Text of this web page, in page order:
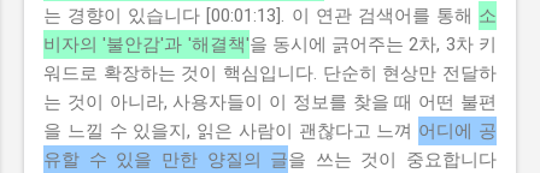
는 경향이 있습니다 [00:01:13]. 이 연관 검색어를 통해 소
비자의 '불안감'과 '해결책'을 동시에 긁어주는 2차, 3차 키
워드로 확장하는 것이 핵심입니다. 단순히 현상만 전달하
는 것이 아니라, 사용자들이 이 정보를 찾을 때 어떤 불편
을 느낄 수 있을지, 읽은 사람이 괜찮다고 느껴 어디에 공
유할 수 있을 만한 양질의 글을 쓰는 것이 중요합니다